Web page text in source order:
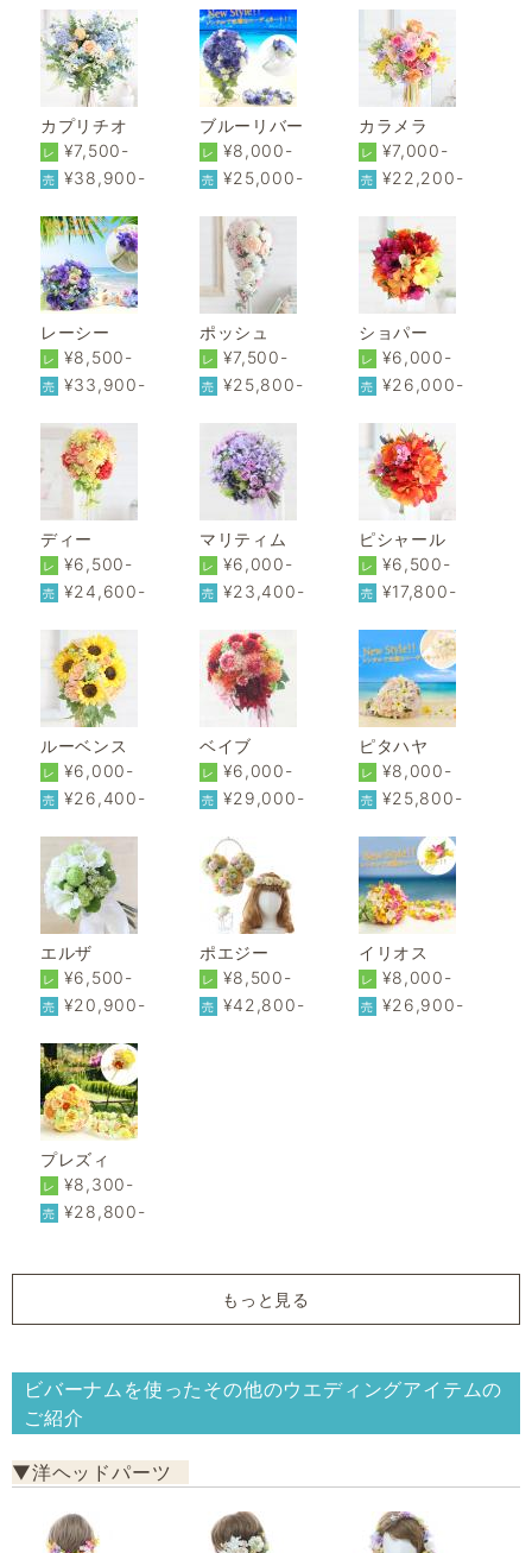
カプリチオ
レ ¥7,500-
売 ¥38,900-
ブルーリバー
レ ¥8,000-
売 ¥25,000-
カラメラ
レ ¥7,000-
売 ¥22,200-
レーシー
レ ¥8,500-
売 ¥33,900-
ポッシュ
レ ¥7,500-
売 ¥25,800-
ショパー
レ ¥6,000-
売 ¥26,000-
ディー
レ ¥6,500-
売 ¥24,600-
マリティム
レ ¥6,000-
売 ¥23,400-
ピシャール
レ ¥6,500-
売 ¥17,800-
ルーベンス
レ ¥6,000-
売 ¥26,400-
ベイブ
レ ¥6,000-
売 ¥29,000-
ピタハヤ
レ ¥8,000-
売 ¥25,800-
エルザ
レ ¥6,500-
売 ¥20,900-
ポエジー
レ ¥8,500-
売 ¥42,800-
イリオス
レ ¥8,000-
売 ¥26,900-
プレズィ
レ ¥8,300-
売 ¥28,800-
もっと見る
ビバーナムを使ったその他のウエディングアイテムの
ご紹介
▼洋ヘッドパーツ